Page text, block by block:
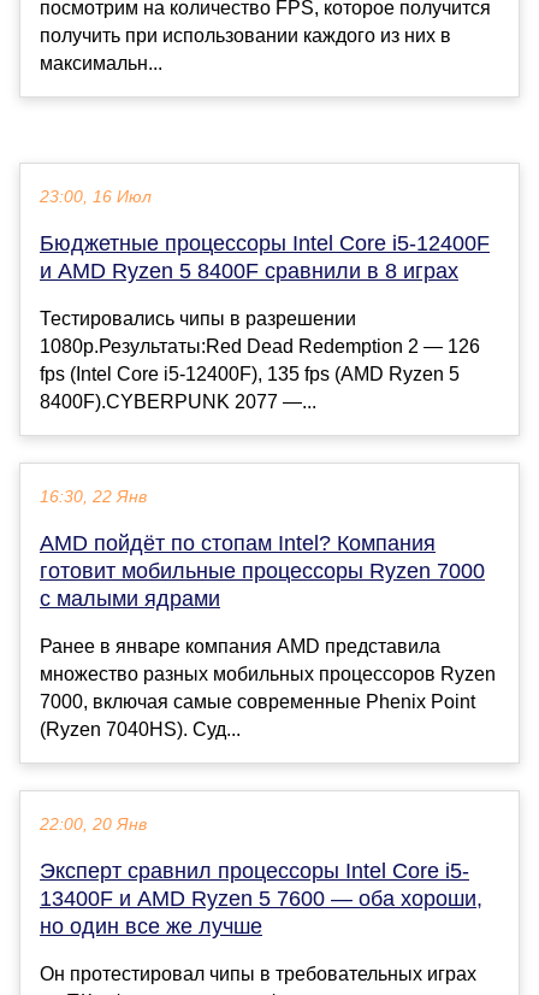
посмотрим на количество FPS, которое получится
получить при использовании каждого из них в
максимальн...
23:00, 16 Июл
Бюджетные процессоры Intel Core i5-12400F
и AMD Ryzen 5 8400F сравнили в 8 играх
Тестировались чипы в разрешении
1080p.Результаты:Red Dead Redemption 2 — 126
fps (Intel Core i5-12400F), 135 fps (AMD Ryzen 5
8400F).CYBERPUNK 2077 —...
16:30, 22 Янв
AMD пойдёт по стопам Intel? Компания
готовит мобильные процессоры Ryzen 7000
с малыми ядрами
Ранее в январе компания AMD представила
множество разных мобильных процессоров Ryzen
7000, включая самые современные Phenix Point
(Ryzen 7040HS). Суд...
22:00, 20 Янв
Эксперт сравнил процессоры Intel Core i5-
13400F и AMD Ryzen 5 7600 — оба хороши,
но один все же лучше
Он протестировал чипы в требовательных играх